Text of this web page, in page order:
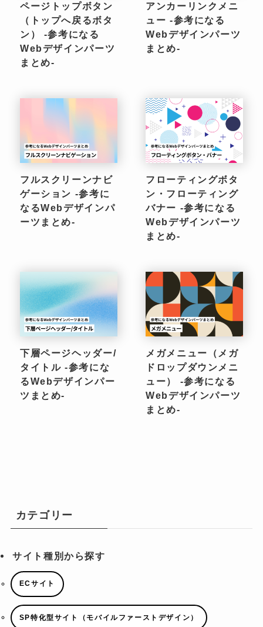
ページトップボタン
（トップへ戻るボタ
ン） -参考になる
Webデザインパーツ
まとめ-
アンカーリンクメニ
ュー -参考になる
Webデザインパーツ
まとめ-
フルスクリーンナビ
ゲーション -参考に
なるWebデザインパ
ーツまとめ-
フローティングボタ
ン・フローティング
バナー -参考になる
Webデザインパーツ
まとめ-
下層ページヘッダー/
タイトル -参考にな
るWebデザインパー
ツまとめ-
メガメニュー（メガ
ドロップダウンメニ
ュー） -参考になる
Webデザインパーツ
まとめ-
カテゴリー
サイト種別から探す
ECサイト
SP特化型サイト（モバイルファーストデザイン）